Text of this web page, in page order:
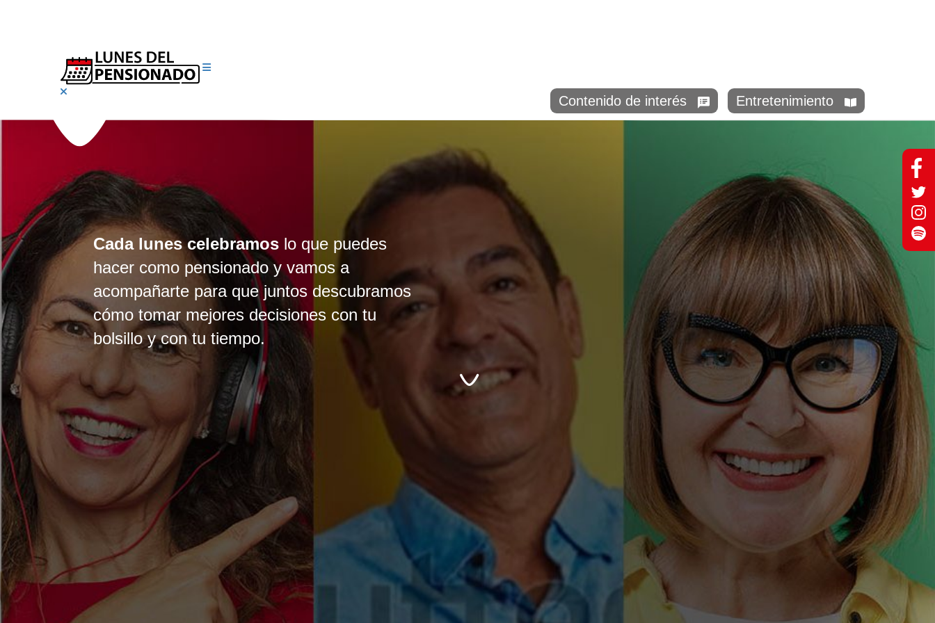
Contenido de interés Entretenimiento
Cada lunes celebramos lo que puedes
hacer como pensionado y vamos a
acompañarte para que juntos descubramos
cómo tomar mejores decisiones con tu
bolsillo y con tu tiempo.
Elena a un clic